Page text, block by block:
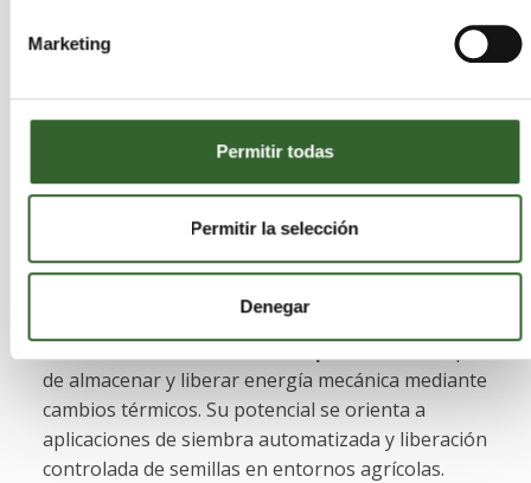
Marketing
Permitir todas
Permitir la selección
Denegar
Tecnologías complementarias
en digitalización y robótica
ambiental
El mismo ecosistema de innovación reporta
avances adicionales en áreas convergentes:
desarrollado un microdispositivo robótico blando
basado en la torsión defibras poliméricas, capaz
de almacenar y liberar energía mecánica mediante
cambios térmicos. Su potencial se orienta a
aplicaciones de siembra automatizada y liberación
controlada de semillas en entornos agrícolas.